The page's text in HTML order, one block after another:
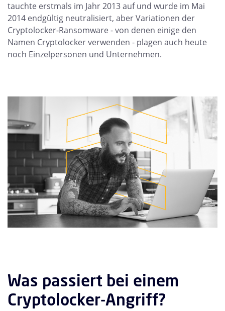
tauchte erstmals im Jahr 2013 auf und wurde im Mai
2014 endgültig neutralisiert, aber Variationen der
Cryptolocker-Ransomware - von denen einige den
Namen Cryptolocker verwenden - plagen auch heute
noch Einzelpersonen und Unternehmen.
Was passiert bei einem
Cryptolocker-Angriff?